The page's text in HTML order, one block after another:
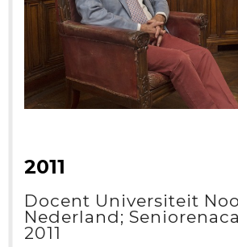
2011
Docent Universiteit
Nederland;
2011